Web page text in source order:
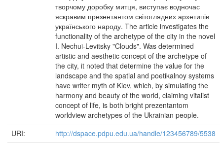
творчому доробку митця, виступає водночас
яскравим презентантом світоглядних архетипів
українського народу. The article investigates the
functionality of the archetype of the city in the novel
I. Nechui-Levitsky "Clouds". Was determined
artistic and aesthetic concept of the archetype of
the city, it noted that determine the value for the
landscape and the spatial and poetikalnoy systems
have writer myth of Kiev, which, by simulating the
harmony and beauty of the world, claiming vitalist
concept of life, is both bright prezentantom
worldview archetypes of the Ukrainian people.
URI:
http://dspace.pdpu.edu.ua/handle/123456789/5538